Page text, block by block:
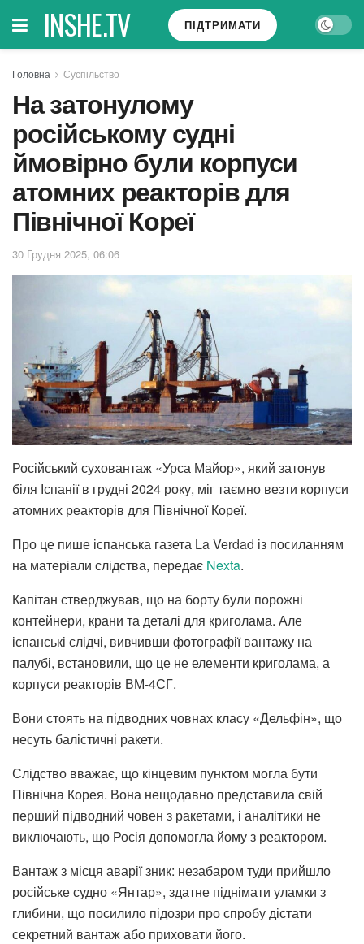
INSHE.TV ПІДТРИМАТИ
Головна Суспільство
На затонулому
російському судні
ймовірно були корпуси
атомних реакторів для
Північної Кореї
30 Грудня 2025, 06:06
Російський суховантаж «Урса Майор», який затонув
біля Іспанії в грудні 2024 року, міг таємно везти корпуси
атомних реакторів для Північної Кореї.
Про це пише іспанська газета La Verdad із посиланням
на матеріали слідства, передає Nexta.
Капітан стверджував, що на борту були порожні
контейнери, крани та деталі для криголама. Але
іспанські слідчі, вивчивши фотографії вантажу на
палубі, встановили, що це не елементи криголама, а
корпуси реакторів ВМ-4СГ.
Вони стоять на підводних човнах класу «Дельфін», що
несуть балістичні ракети.
Слідство вважає, що кінцевим пунктом могла бути
Північна Корея. Вона нещодавно представила свій
перший підводний човен з ракетами, і аналітики не
виключають, що Росія допомогла йому з реактором.
Вантаж з місця аварії зник: незабаром туди прийшло
російське судно «Янтар», здатне піднімати уламки з
глибини, що посилило підозри про спробу дістати
секретний вантаж або приховати його.